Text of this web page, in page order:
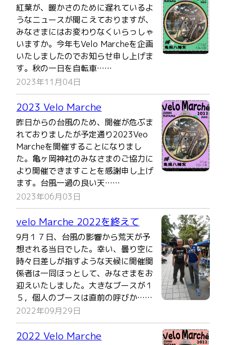
紅葉が、暖かさのために遅れているよ
うなニュースが聞こえておりますが、
みなさまにはお変わりなくいらっしゃ
いますか。今年もVelo Marcheを企画
いたしましたのでお知らせ申し上げま
す。秋の一日を自転車……
2023年11月04日
2023 Velo Marche
昨日からの台風のため、開催が危ぶま
れておりましたが予定通り2023Veo
Marcheを開催することになりまし
た。亀ヶ岡神社のみなさまのご協力に
より開催できますことを感謝申し上げ
ます。台風一過の良い天……
2023年06月03日
velo Marche 2022を終えて
9月１７日、台風の影響から荒天が予
想される当日でした。幸い、曇り空に
時々日差しが指すような天候に開催関
係者は一同ほっとして、みなさまをお
迎えいたしました。大きなブースが１
５，個人のブースは直前の呼びか……
2022年09月29日
2022 Velo Marche